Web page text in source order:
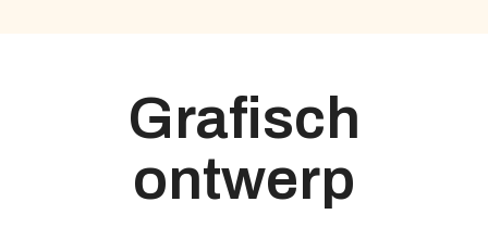
Grafisch
ontwerp